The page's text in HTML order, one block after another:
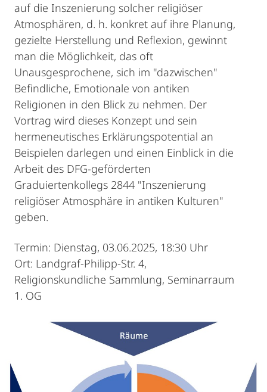
auf die Inszenierung solcher religiöser
Atmosphären, d. h. konkret auf ihre Planung,
gezielte Herstellung und Reflexion, gewinnt
man die Möglichkeit, das oft
Unausgesprochene, sich im "dazwischen"
Befindliche, Emotionale von antiken
Religionen in den Blick zu nehmen. Der
Vortrag wird dieses Konzept und sein
hermeneutisches Erklärungspotential an
Beispielen darlegen und einen Einblick in die
Arbeit des DFG-geförderten
Graduiertenkollegs 2844 "Inszenierung
religiöser Atmosphäre in antiken Kulturen"
geben.
Termin: Dienstag, 03.06.2025, 18:30 Uhr
Ort: Landgraf-Philipp-Str. 4,
Religionskundliche Sammlung, Seminarraum
1. OG